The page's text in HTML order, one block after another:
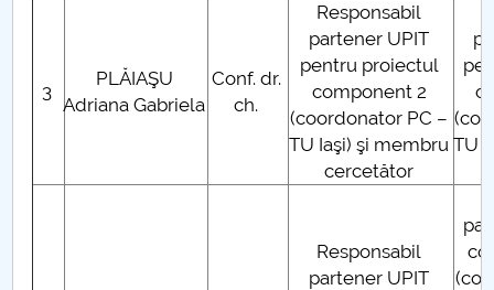
Comisie de etica unversitară
Accesibilitate pentru studenții cu dizabilități
privind implementarea Planului Operațional 2020-
3
PLĂIAŞU
Adriana Gabriela
Conf. dr.
ch.
Responsabil
partener UPIT
pentru proiectul
component 2
(coordonator PC –
TU Iaşi) şi membru
cercetător
TU
Responsabil
partener UPIT